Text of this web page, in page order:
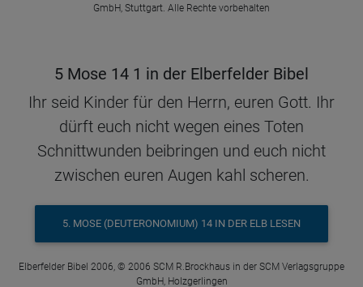
GmbH, Stuttgart. Alle Rechte vorbehalten
5 Mose 14 1 in der Elberfelder Bibel
Ihr seid Kinder für den Herrn, euren Gott. Ihr
dürft euch nicht wegen eines Toten
Schnittwunden beibringen und euch nicht
zwischen euren Augen kahl scheren.
5. MOSE (DEUTERONOMIUM) 14 IN DER ELB LESEN
Elberfelder Bibel 2006, © 2006 SCM R.Brockhaus in der SCM Verlagsgruppe
GmbH, Holzgerlingen